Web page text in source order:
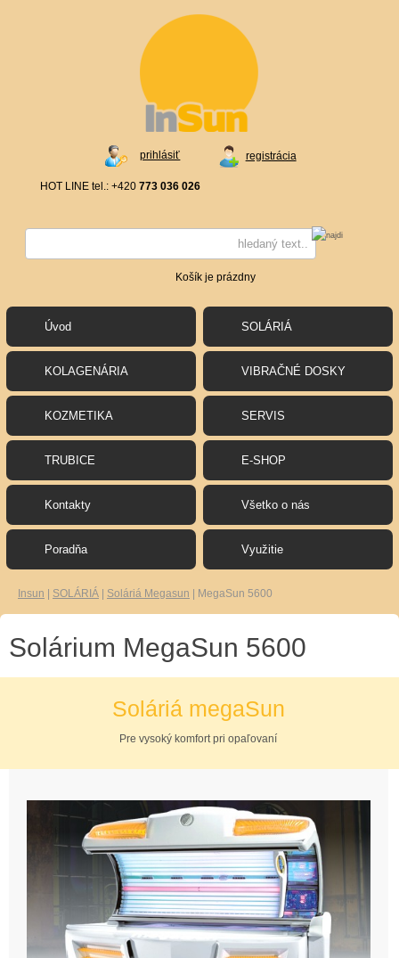
registrácia
prihlásiť
HOT LINE tel.: +420 773 036 026
Košík je prázdny
Úvod SOLÁRIÁ
KOLAGENÁRIA VIBRAČNÉ DOSKY
KOZMETIKA SERVIS
TRUBICE E-SHOP
Kontakty Všetko o nás
Poradňa Využitie
Insun SOLÁRIÁ Soláriá Megasun MegaSun 5600
Solárium MegaSun 5600
Soláriá megaSun
Pre vysoký komfort pri opaľovaní